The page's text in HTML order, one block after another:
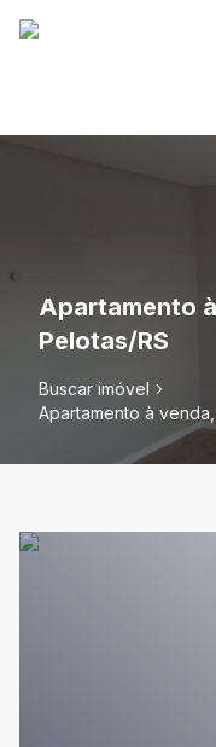
Apartamento
Pelotas/RS
Buscar imóvel
Apartamento à